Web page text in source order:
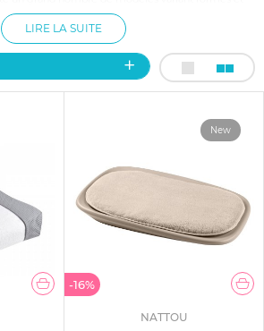
de décoration de la chambre.
LIRE LA SUITE
-16%
New
NATTOU